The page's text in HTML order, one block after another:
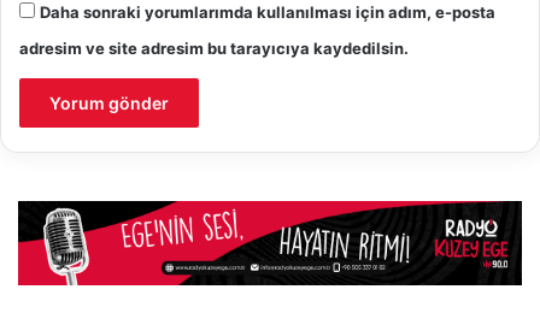
Daha sonraki yorumlarımda kullanılması için adım, e-posta
adresim ve site adresim bu tarayıcıya kaydedilsin.